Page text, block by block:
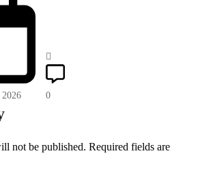
0
not be published. Required fields are